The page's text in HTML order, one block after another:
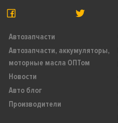
Автозапчасти
Автозапчасти, аккумуляторы,
моторные масла ОПТом
Новости
Авто блог
Производители